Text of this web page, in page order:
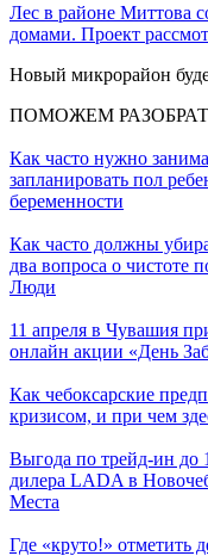
Лес в районе Миттова
домами. Проект
Новый микрорайон
ПОМОЖЕМ
Как часто нужно
запланировать пол
беременности
Как часто должны
два вопроса о чистоте
Люди
11 апреля в Чувашия
онлайн акции «День
Как чебоксарские
кризисом, и при чем
Выгода по трейд-ин до
дилера LADA в
Места
Где «круто!» отметить